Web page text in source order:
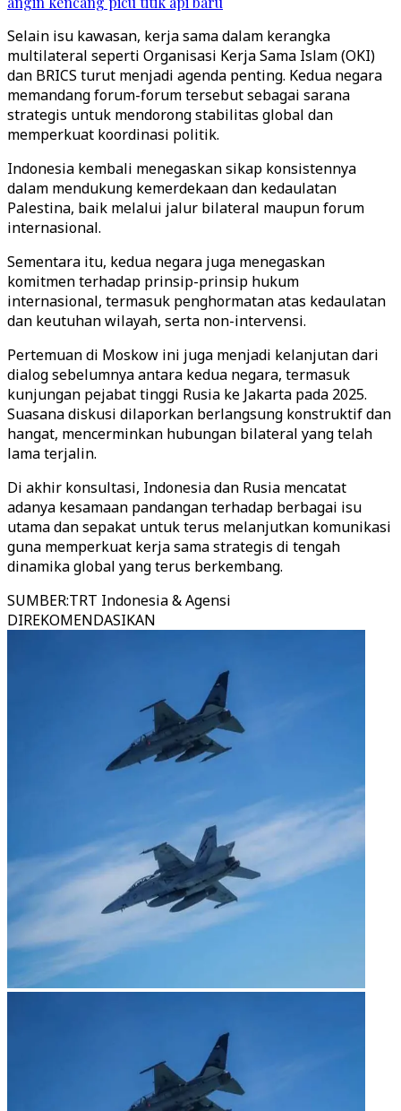
Selain isu kawasan, kerja sama dalam kerangka
multilateral seperti Organisasi Kerja Sama Islam (OKI)
dan BRICS turut menjadi agenda penting. Kedua negara
memandang forum-forum tersebut sebagai sarana
strategis untuk mendorong stabilitas global dan
memperkuat koordinasi politik.
Indonesia kembali menegaskan sikap konsistennya
dalam mendukung kemerdekaan dan kedaulatan
Palestina, baik melalui jalur bilateral maupun forum
internasional.
Sementara itu, kedua negara juga menegaskan
komitmen terhadap prinsip-prinsip hukum
internasional, termasuk penghormatan atas kedaulatan
dan keutuhan wilayah, serta non-intervensi.
Pertemuan di Moskow ini juga menjadi kelanjutan dari
dialog sebelumnya antara kedua negara, termasuk
kunjungan pejabat tinggi Rusia ke Jakarta pada 2025.
Suasana diskusi dilaporkan berlangsung konstruktif dan
hangat, mencerminkan hubungan bilateral yang telah
lama terjalin.
Di akhir konsultasi, Indonesia dan Rusia mencatat
adanya kesamaan pandangan terhadap berbagai isu
utama dan sepakat untuk terus melanjutkan komunikasi
guna memperkuat kerja sama strategis di tengah
dinamika global yang terus berkembang.
SUMBER:TRT Indonesia & Agensi
DIREKOMENDASIKAN